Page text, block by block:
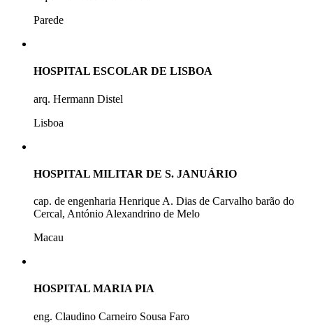
Parede
HOSPITAL ESCOLAR DE LISBOA
arq. Hermann Distel
Lisboa
HOSPITAL MILITAR DE S. JANUÁRIO
cap. de engenharia Henrique A. Dias de Carvalho barão do
Cercal, António Alexandrino de Melo
Macau
HOSPITAL MARIA PIA
eng. Claudino Carneiro Sousa Faro